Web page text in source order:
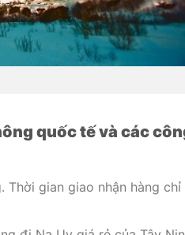
quốc tế và các
Thời gian giao nhận hàng